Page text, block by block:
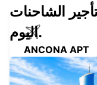
ANCONA APT
FALCONARA
الشاحنات
اليوم.